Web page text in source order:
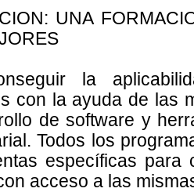
UNA
la
con la ayuda de las
de software y
Todos los
específicas
acceso a las